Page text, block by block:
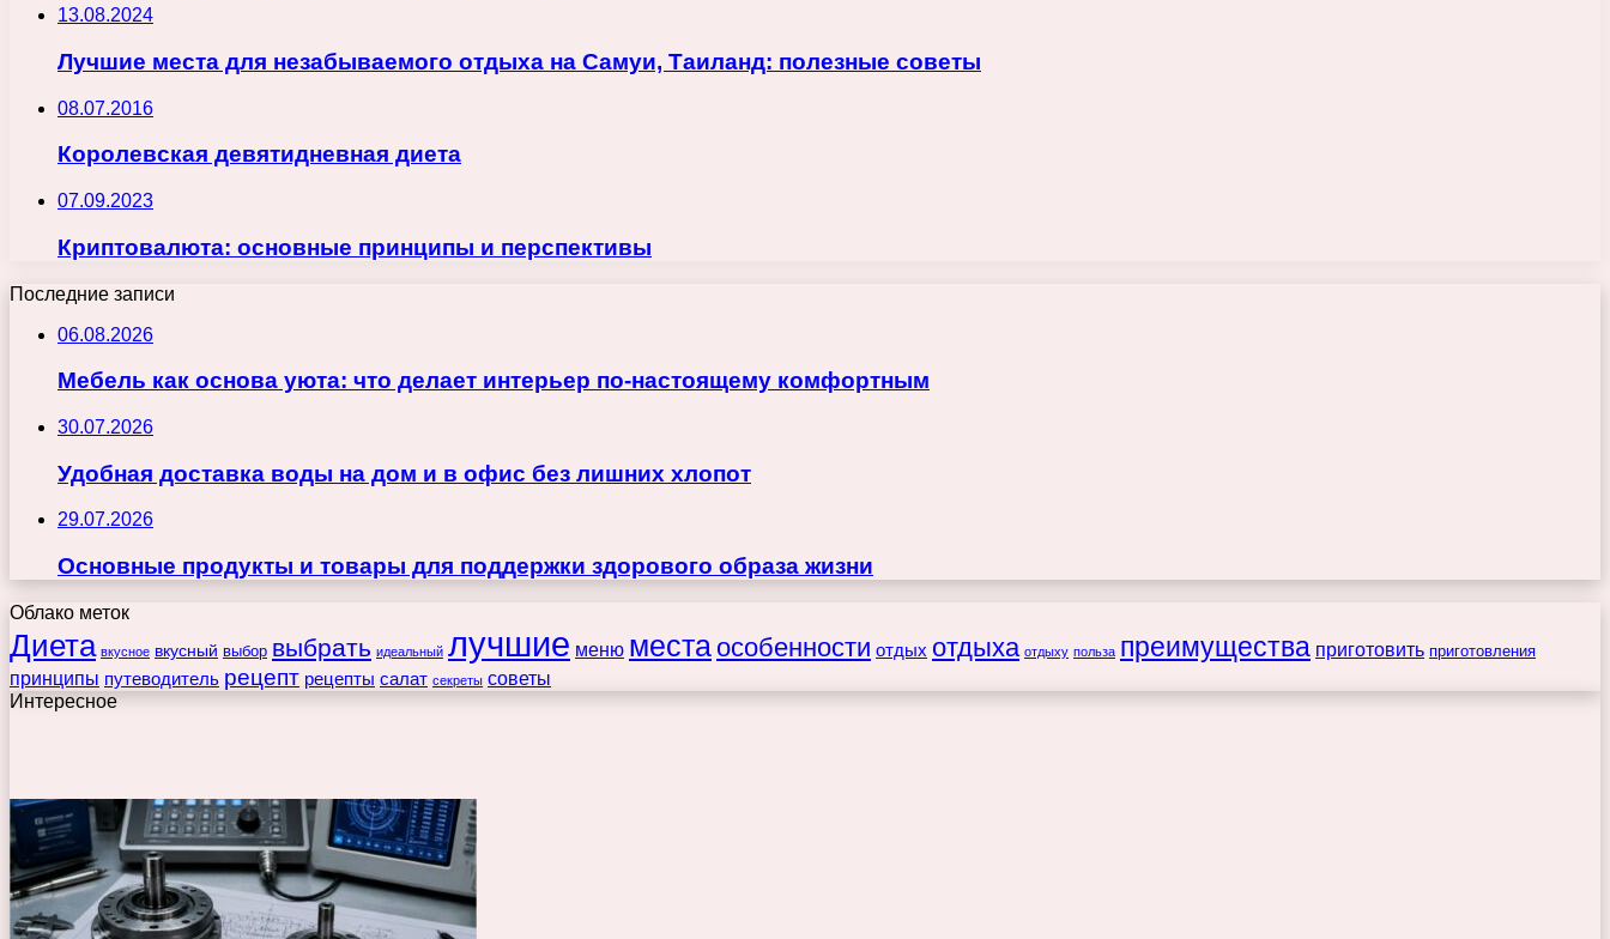
13.08.2024
Лучшие места для незабываемого отдыха на Самуи, Таиланд: полезные советы
08.07.2016
Королевская девятидневная диета
07.09.2023
Криптовалюта: основные принципы и перспективы
Последние записи
06.08.2026
Мебель как основа уюта: что делает интерьер по-настоящему комфортным
30.07.2026
Удобная доставка воды на дом и в офис без лишних хлопот
29.07.2026
Основные продукты и товары для поддержки здорового образа жизни
Облако меток
Диета вкусное вкусный выбор выбрать идеальный лучшие меню места особенности отдых отдыха отдыху польза преимущества приготовить приготовления
принципы путеводитель рецепт рецепты салат секреты советы
Интересное